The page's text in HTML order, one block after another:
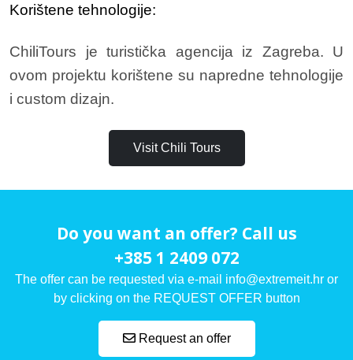
Korištene tehnologije:
ChiliTours je turistička agencija iz Zagreba. U
ovom projektu korištene su napredne tehnologije
i custom dizajn.
Visit Chili Tours
Do you want an offer? Call us
+385 1 2409 072
The offer can be requested via e-mail info@extremeit.hr or
by clicking on the REQUEST OFFER button
Request an offer